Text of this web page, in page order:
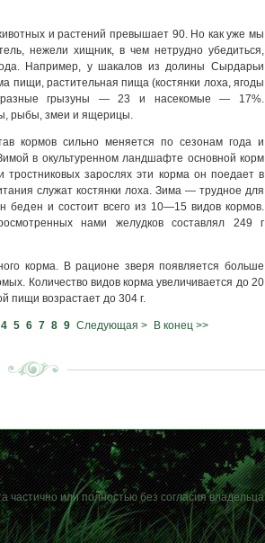
и растений превышает 90. Но как уже мы
нежели хищник, в чем нетрудно убедиться,
Например, у шакалов из долины Сырдарьи
пищи, растительная пища (костянки лоха, ягоды
грызуны — 23 и насекомые — 17%.
рыбы, змеи и ящерицы.
кормов сильно меняется по сезонам года и
в окультуренном ландшафте основной корм
зарослях эти корма он поедает в
служат костянки лоха. Зима — трудное для
беден и состоит всего из 10—15 видов кормов.
нами желудков составлял 249 г
корма. В рационе зверя появляется больше
Количество видов корма увеличивается до 20
пищи возрастает до 304 г.
4 5 6 7 8 9 Следующая > В конец >>
или полностью без согласия владельца